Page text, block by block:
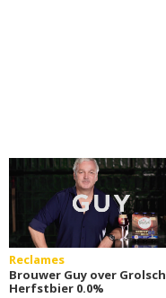
Reclames
Brouwer Guy over Grolsch
Herfstbier 0.0%